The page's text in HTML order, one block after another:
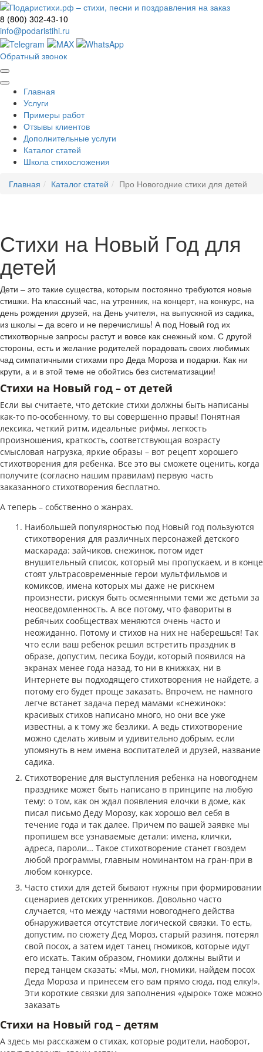
8 (800) 302-43-10
info@podaristihi.ru
Обратный звонок
Главная
Услуги
Примеры работ
Отзывы клиентов
Дополнительные услуги
Каталог статей
Школа стихосложения
Главная
Каталог статей Про Новогодние стихи для детей
Стихи на Новый Год для
детей
Дети – это такие существа, которым постоянно требуются новые
стишки. На классный час, на утренник, на концерт, на конкурс, на
день рождения друзей, на День учителя, на выпускной из садика,
из школы – да всего и не перечислишь! А под Новый год их
стихотворные запросы растут и вовсе как снежный ком. С другой
стороны, есть и желание родителей порадовать своих любимых
чад симпатичными стихами про Деда Мороза и подарки. Как ни
крути, а и в этой теме не обойтись без систематизации!
Стихи на Новый год – от детей
Если вы считаете, что детские стихи должны быть написаны
как-то по-особенному, то вы совершенно правы! Понятная
лексика, четкий ритм, идеальные рифмы, легкость
произношения, краткость, соответствующая возрасту
смысловая нагрузка, яркие образы – вот рецепт хорошего
стихотворения для ребенка. Все это вы сможете оценить, когда
получите (согласно нашим правилам) первую часть
заказанного стихотворения бесплатно.
А теперь – собственно о жанрах.
Наибольшей популярностью под Новый год пользуются
стихотворения для различных персонажей детского
маскарада: зайчиков, снежинок, потом идет
внушительный список, который мы пропускаем, и в конце
стоят ультрасовременные герои мультфильмов и
комиксов, имена которых мы даже не рискнем
произнести, рискуя быть осмеянными теми же детьми за
неосведомленность. А все потому, что фавориты в
ребячьих сообществах меняются очень часто и
неожиданно. Потому и стихов на них не наберешься! Так
что если ваш ребенок решил встретить праздник в
образе, допустим, песика Боуди, который появился на
экранах менее года назад, то ни в книжках, ни в
Интернете вы подходящего стихотворения не найдете, а
потому его будет проще заказать. Впрочем, не намного
легче встанет задача перед мамами «снежинок»:
красивых стихов написано много, но они все уже
известны, а к тому же безлики. А ведь стихотворение
можно сделать живым и удивительно добрым, если
упомянуть в нем имена воспитателей и друзей, название
садика.
Стихотворение для выступления ребенка на новогоднем
празднике может быть написано в принципе на любую
тему: о том, как он ждал появления елочки в доме, как
писал письмо Деду Морозу, как хорошо вел себя в
течение года и так далее. Причем по вашей заявке мы
пропишем все узнаваемые детали: имена, клички,
адреса, пароли… Такое стихотворение станет гвоздем
любой программы, главным номинантом на гран-при в
любом конкурсе.
Часто стихи для детей бывают нужны при формировании
сценариев детских утренников. Довольно часто
случается, что между частями новогоднего действа
обнаруживается отсутствие логической связки. То есть,
допустим, по сюжету Дед Мороз, старый разиня, потерял
свой посох, а затем идет танец гномиков, которые идут
его искать. Таким образом, гномики должны выйти и
перед танцем сказать: «Мы, мол, гномики, найдем посох
Деда Мороза и принесем его вам прямо сюда, под елку!».
Эти короткие связки для заполнения «дырок» тоже можно
заказать
Стихи на Новый год – детям
А здесь мы расскажем о стихах, которые родители, наоборот,